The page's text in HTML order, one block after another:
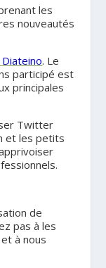
les
nouveautés
. Le
participé est
principales
Twitter
et les petits
de
pas à les
à nous